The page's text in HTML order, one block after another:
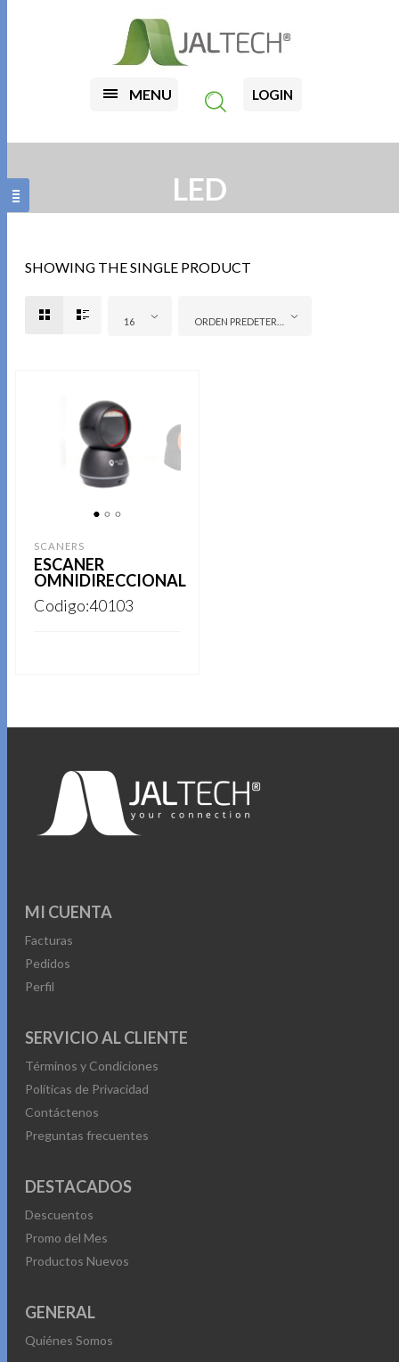
MENU LOGIN
LED
SHOWING THE SINGLE PRODUCT
16
SCANERS
ESCANER
OMNIDIRECCIONAL
Codigo:40103
MI CUENTA
Facturas
Pedidos
Perfil
SERVICIO AL CLIENTE
Términos y Condiciones
Políticas de Privacidad
Contáctenos
Preguntas frecuentes
DESTACADOS
Descuentos
Promo del Mes
Productos Nuevos
GENERAL
Quiénes Somos